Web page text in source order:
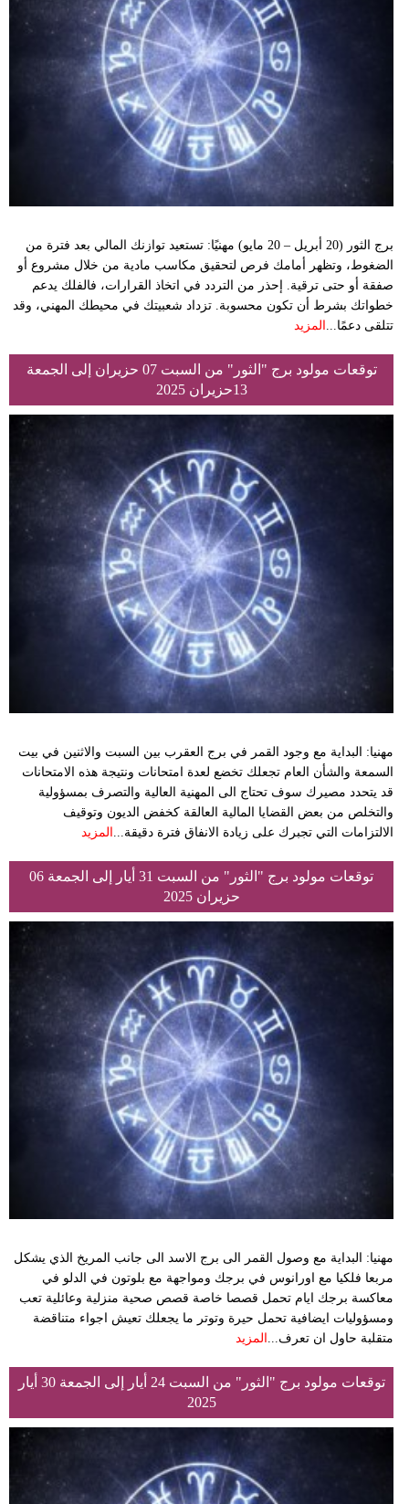
برج الثور (20 أبريل – 20 مايو) مهنيًا: تستعيد توازنك المالي بعد فترة من
الضغوط، وتظهر أمامك فرص لتحقيق مكاسب مادية من خلال مشروع أو
صفقة أو حتى ترقية. إحذر من التردد في اتخاذ القرارات، فالفلك يدعم
خطواتك بشرط أن تكون محسوبة. تزداد شعبيتك في محيطك المهني، وقد
تتلقى دعمًا...
المزيد
توقعات مولود برج "الثور" من السبت 07 حزيران إلى الجمعة
13حزيران 2025
مهنيا: البداية مع وجود القمر في برج العقرب بين السبت والاثنين في بيت
السمعة والشأن العام تجعلك تخضع لعدة امتحانات ونتيجة هذه الامتحانات
قد يتحدد مصيرك سوف تحتاج الى المهنية العالية والتصرف بمسؤولية
والتخلص من بعض القضايا المالية العالقة كخفض الديون وتوقيف
الالتزامات التي تجبرك على زيادة الانفاق فترة دقيقة... المزيد
توقعات مولود برج "الثور" من السبت 31 أيار إلى الجمعة 06
حزيران 2025
مهنيا: البداية مع وصول القمر الى برج الاسد الى جانب المريخ الذي يشكل
مربعا فلكيا مع اورانوس في برجك ومواجهة مع بلوتون في الدلو في
معاكسة برجك ايام تحمل قصصا خاصة قصص صحية منزلية وعائلية تعب
ومسؤوليات ايضافية تحمل حيرة وتوتر ما يجعلك تعيش اجواء متناقضة
متقلبة حاول ان تعرف... المزيد
توقعات مولود برج "الثور" من السبت 24 أيار إلى الجمعة 30 أيار
2025